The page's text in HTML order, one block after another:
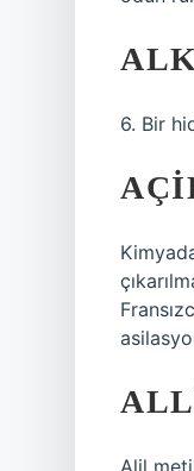
6. Bir
Alil